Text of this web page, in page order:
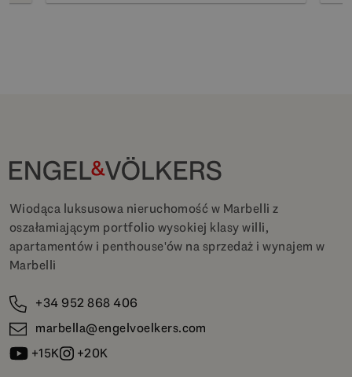
Wiodąca luksusowa nieruchomość w Marbelli z
oszałamiającym portfolio wysokiej klasy willi,
apartamentów i penthouse'ów na sprzedaż i wynajem w
Marbelli
+34 952 868 406
marbella@engelvoelkers.com
+15K
+20K